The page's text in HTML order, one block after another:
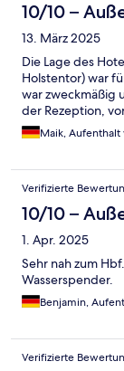
10/10 –
13. März 2025
Die Lage des
Holstentor) war
war zweckmäßig
der Rezeption,
Maik, Aufenthalt
Verifizierte
10/10 –
1. Apr. 2025
Sehr nah zum
Wasserspender.
Benjamin,
Verifizierte